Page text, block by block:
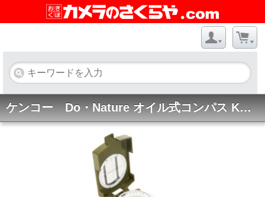
ケンコー Do・Nature オイル式コンパス KC-04